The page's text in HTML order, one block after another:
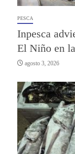
PESCA
Inpesca
El Niño en
agosto 3, 2026